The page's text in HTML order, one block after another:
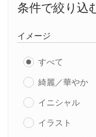
条件で絞り込
イメージ
すべて
綺麗／華やか
イニシャル
イラスト